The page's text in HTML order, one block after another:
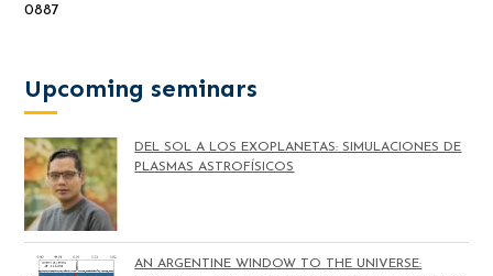
0887
Upcoming seminars
DEL SOL A LOS EXOPLANETAS: SIMULACIONES DE
PLASMAS ASTROFÍSICOS
AN ARGENTINE WINDOW TO THE UNIVERSE: